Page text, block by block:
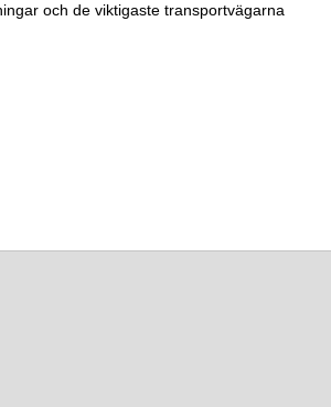
och de viktigaste transportvägarna